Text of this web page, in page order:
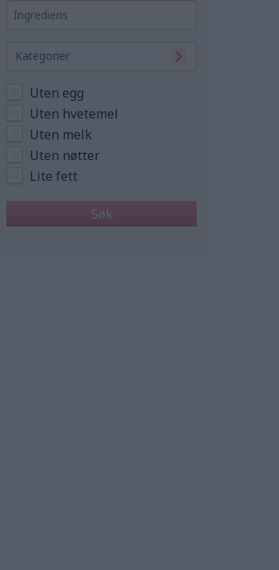
Kategorier
Uten egg
Uten hvetemel
Uten melk
Uten nøtter
Lite fett